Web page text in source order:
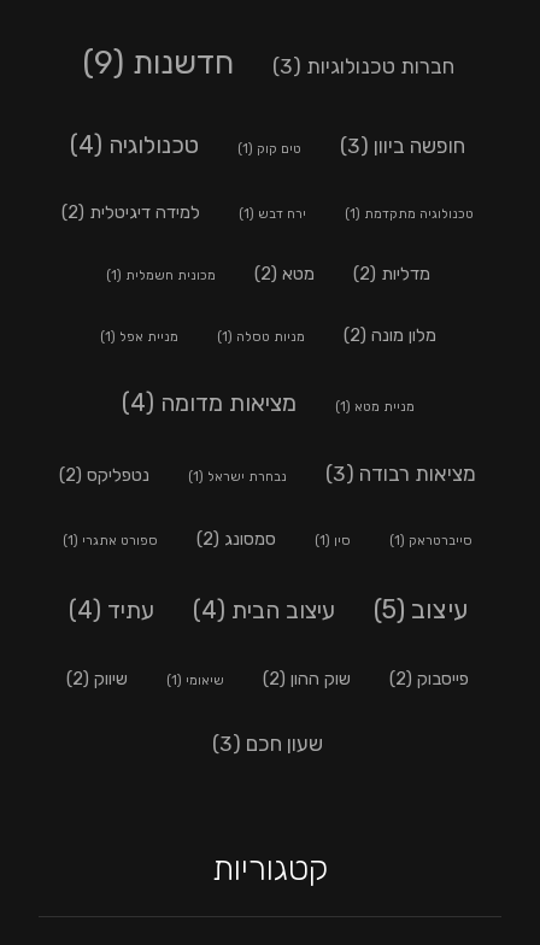
חברות טכנולוגיות (3) חדשנות (9)
חופשה ביוון (3) טים קוק (1) טכנולוגיה (4)
טכנולוגיה מתקדמת (1) ירח דבש (1) למידה דיגיטלית (2)
מדליות (2) מטא (2) מכונית חשמלית (1)
מלון מונה (2) מניות טסלה (1) מניית אפל (1)
מניית מטא (1) מציאות מדומה (4)
מציאות רבודה (3) נבחרת ישראל (1) נטפליקס (2)
סייברטראק (1) סין (1) סמסונג (2) ספורט אתגרי (1)
עיצוב (5) עיצוב הבית (4) עתיד (4)
פייסבוק (2) שוק ההון (2) שיאומי (1) שיווק (2)
שעון חכם (3)
קטגוריות